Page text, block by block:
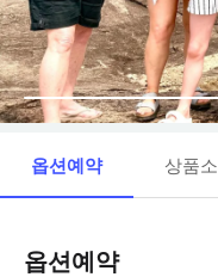
옵션예약 상품
옵션예약